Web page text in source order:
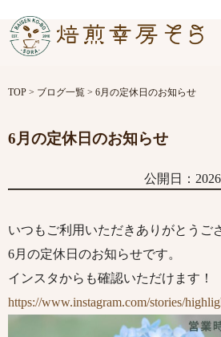
TOP > ブログ一覧 > 6月の定休日のお知らせ
6月の定休日のお知らせ
公開日：
いつもご利用いただきありがとうご
6月の定休日のお知らせです。
インスタからも確認いただけます！
https://www.instagram.com/stories/